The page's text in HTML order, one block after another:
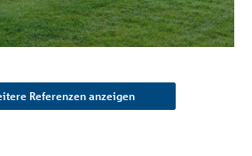
Referenzen anzeigen